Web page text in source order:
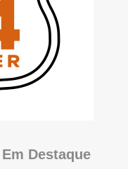
Em Destaque